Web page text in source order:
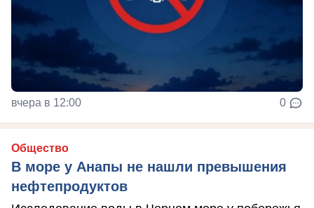
вчера в 12:00 0
Общество
В море у Анапы не нашли превышения
нефтепродуктов